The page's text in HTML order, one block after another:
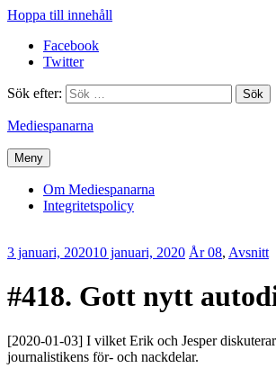
Hoppa till innehåll
Facebook
Twitter
Sök efter:
Mediespanarna
Meny
Om Mediespanarna
Integritetspolicy
3 januari, 202010 januari, 2020 Erik
År 08, Avsnitt
#418. Gott nytt
[2020-01-03] I vilket Erik och Jesper
journalistikens för- och nackdelar.